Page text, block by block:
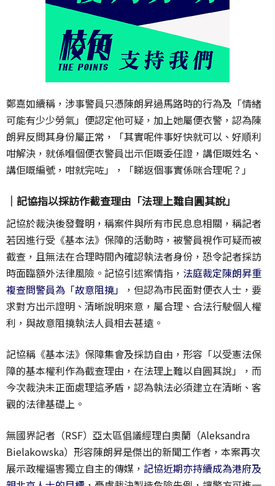
鄭嘉如續稱，涉事警員只憑陳朗昇過馬路時的行為及「情緒
可能有少少勞氣」便認定他可疑，加上她屬便衣警，認為陳
朗昇反問其身份屬正常，「其實呢件事好快就可以、好順利
咁解決，就係嗰個便衣警員出示佢嘅委任證，講佢嘅姓名、
講佢嘅編號，咁就完咗」，「睇返個事實係咪合理呢？」
｜記協指以採訪作截查理由「法理上難自圓其說」
記協於裁決後發聲明，稱案件與所有市民息息相關，稱記者
若因進行受《基本法》保障的活動時，被警員視作可疑而被
截查，且無法在合理時間內確認執法者身份，恐令記者採訪
時面臨額外法律風險。記協引述案情指， 法庭裁定陳朗昇重
複查問警員為「故意阻撓」
，但認為市民面對便衣人士，要
求對方出示證明、清晰說明來意，屬合理、合法行駛個人權
利，與故意阻撓執法人員相去甚遠。
記協稱《基本法》保障集會及採訪自由，形容「以受憲法保
障的基本權利作為截查理由，在法理上難以自圓其說」，而
今次裁決未正面處理這矛盾，認為執法必須建立在清晰、客
觀的法律基礎上。
無國界記者（RSF）亞太區倡議經理白奧蘭（Aleksandra
Bielakowska）形容陳朗昇是傑出的新聞工作者，本案再次
展示政權逼害獨立自主的傳媒， 記協近期亦持續成為港府及